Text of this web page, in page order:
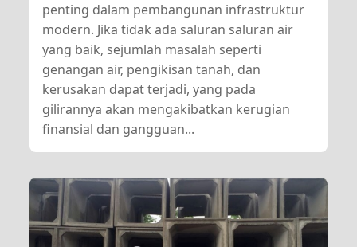
penting dalam pembangunan infrastruktur
modern. Jika tidak ada saluran saluran air
yang baik, sejumlah masalah seperti
genangan air, pengikisan tanah, dan
kerusakan dapat terjadi, yang pada
gilirannya akan mengakibatkan kerugian
finansial dan gangguan...